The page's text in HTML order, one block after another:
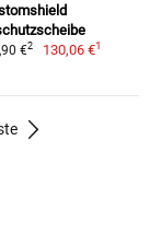
€2 130,06 €1